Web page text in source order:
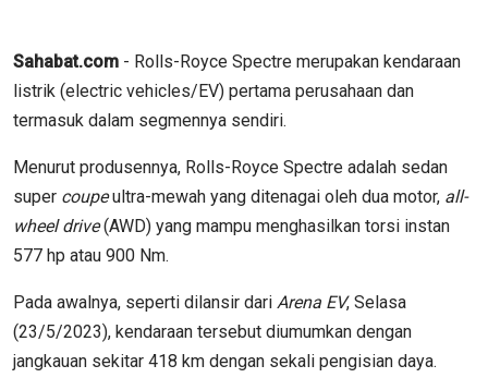
Sahabat.com - Rolls-Royce Spectre merupakan kendaraan
listrik (electric vehicles/EV) pertama perusahaan dan
termasuk dalam segmennya sendiri.
Menurut produsennya, Rolls-Royce Spectre adalah sedan
super coupeultra-mewah yang ditenagai oleh dua motor, all-
wheel drive(AWD) yang mampu menghasilkan torsi instan
577 hp atau 900 Nm.
Pada awalnya, seperti dilansir dari Arena EV, Selasa
(23/5/2023), kendaraan tersebut diumumkan dengan
jangkauan sekitar 418 km dengan sekali pengisian daya.